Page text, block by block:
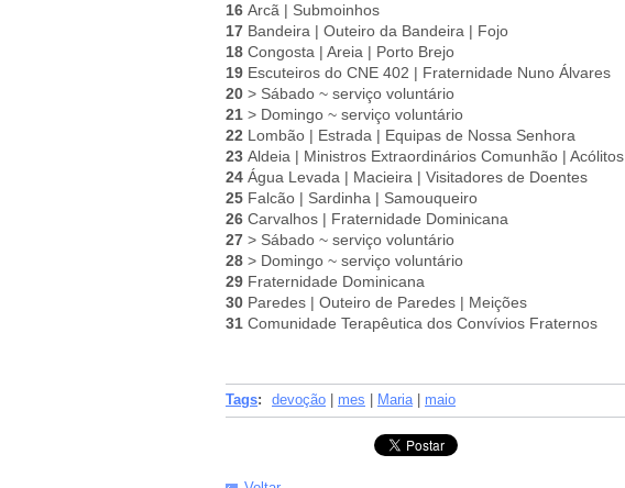
16 Arcã | Submoinhos
17 Bandeira | Outeiro da Bandeira | Fojo
18 Congosta | Areia | Porto Brejo
19 Escuteiros do CNE 402 | Fraternidade Nuno Álvares
20 > Sábado ~ serviço voluntário
21 > Domingo ~ serviço voluntário
22 Lombão | Estrada | Equipas de Nossa Senhora
23 Aldeia | Ministros Extraordinários Comunhão | Acólitos
24 Água Levada | Macieira | Visitadores de Doentes
25 Falcão | Sardinha | Samouqueiro
26 Carvalhos | Fraternidade Dominicana
27 > Sábado ~ serviço voluntário
28 > Domingo ~ serviço voluntário
29 Fraternidade Dominicana
30 Paredes | Outeiro de Paredes | Meições
31 Comunidade Terapêutica dos Convívios Fraternos
Tags: devoção mes Maria maio